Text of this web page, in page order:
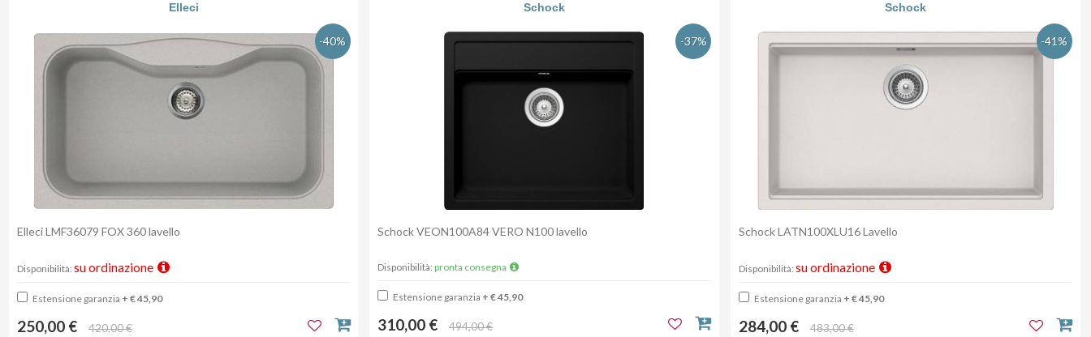
Elleci
-40%
Elleci LMF36079 FOX 360 lavello
Disponibilità: su ordinazione
Estensione garanzia + € 45,90
250,00 € 420,00 €
Schock
-37%
Schock VEON100A84 VERO N100 lavello
Disponibilità: pronta consegna
Estensione garanzia + € 45,90
310,00 € 494,00 €
Schock
-41%
Schock LATN100XLU16 Lavello
Disponibilità: su ordinazione
Estensione garanzia + € 45,90
284,00 € 483,00 €